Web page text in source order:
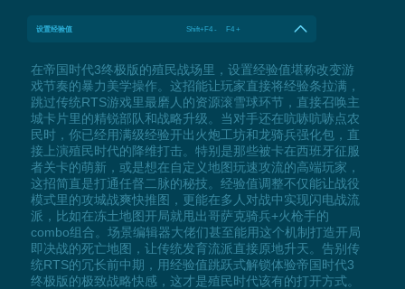
设置经验值 Shift+F4 - F4 +
在帝国时代3终极版的殖民战场里，设置经验值堪称改变游
戏节奏的暴力美学操作。这招能让玩家直接将经验条拉满，
跳过传统RTS游戏里最磨人的资源滚雪球环节，直接召唤主
城卡片里的精锐部队和战略升级。当对手还在吭哧吭哧点农
民时，你已经用满级经验开出火炮工坊和龙骑兵强化包，直
接上演殖民时代的降维打击。特别是那些被卡在西班牙征服
者关卡的萌新，或是想在自定义地图玩速攻流的高端玩家，
这招简直是打通任督二脉的秘技。经验值调整不仅能让战役
模式里的攻城战爽快推图，更能在多人对战中实现闪电战流
派，比如在冻土地图开局就甩出哥萨克骑兵+火枪手的
combo组合。场景编辑器大佬们甚至能用这个机制打造开局
即决战的死亡地图，让传统发育流派直接原地升天。告别传
统RTS的冗长前中期，用经验值跳跃式解锁体验帝国时代3
终极版的极致战略快感，这才是殖民时代该有的打开方式。